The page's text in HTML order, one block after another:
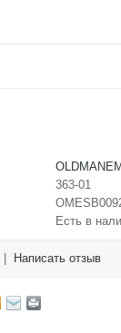
363-01
Есть в
Написать отзыв